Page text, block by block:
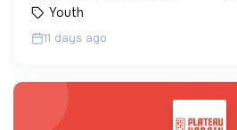
Youth
11 days ago